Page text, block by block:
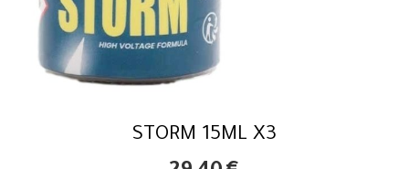
STORM 15ML X3